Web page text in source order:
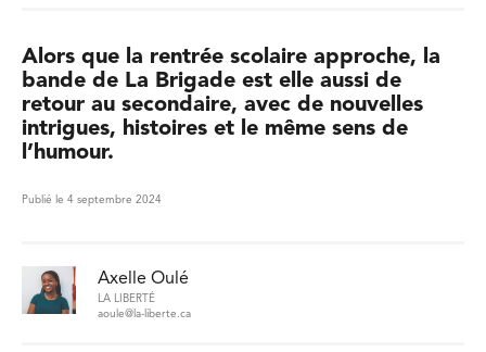
Alors que la rentrée scolaire approche, la
bande de La Brigade est elle aussi de
retour au secondaire, avec de nouvelles
intrigues, histoires et le même sens de
l’humour.
Publié le 4 septembre 2024
Axelle Oulé
LA LIBERTÉ
aoule@la-liberte.ca